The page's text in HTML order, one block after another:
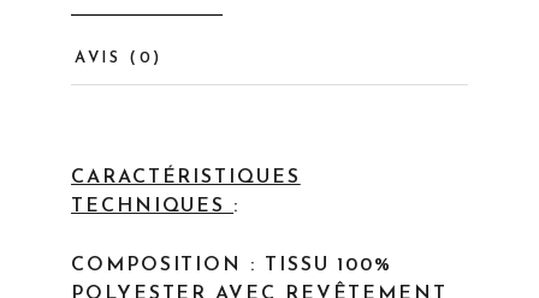
AVIS (0)
CARACTÉRISTIQUES
TECHNIQUES :
COMPOSITION : TISSU 100%